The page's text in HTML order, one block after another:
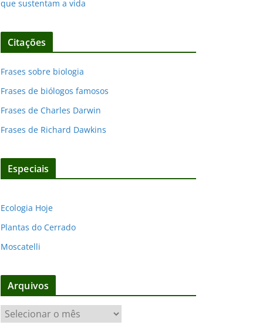
que sustentam a vida
Citações
Frases sobre biologia
Frases de biólogos famosos
Frases de Charles Darwin
Frases de Richard Dawkins
Especiais
Ecologia Hoje
Plantas do Cerrado
Moscatelli
Arquivos
r